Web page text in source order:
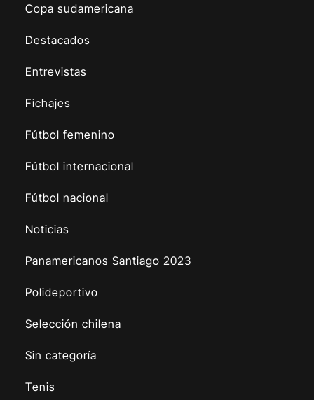
Copa sudamericana
Destacados
Entrevistas
Fichajes
Fútbol femenino
Fútbol internacional
Fútbol nacional
Noticias
Panamericanos Santiago 2023
Polideportivo
Selección chilena
Sin categoría
Tenis